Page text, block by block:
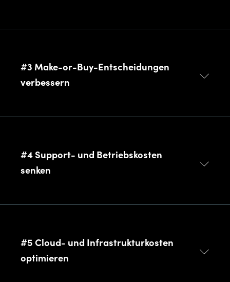
#3 Make-or-Buy-Entscheidungen
verbessern
#4 Support- und Betriebskosten
senken
#5 Cloud- und Infrastrukturkosten
optimieren